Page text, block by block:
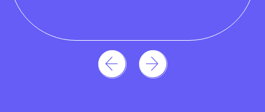
care au menționat-o ca fiind un factor
crucial în aceasta meserie). Felicitari!